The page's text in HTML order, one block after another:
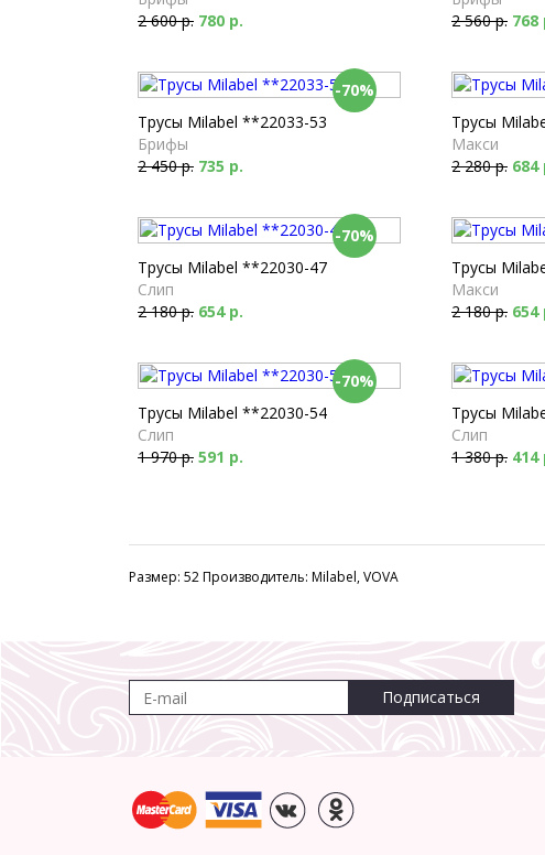
2 600 р. 780 р.
2 560 р. 768
-70%
Трусы Milabel **22033-53
Брифы
2 450 р. 735 р.
Трусы
Макси
2 280 р. 684
-70%
Трусы Milabel **22030-47
Слип
2 180 р. 654 р.
Трусы
Макси
2 180 р. 654
-70%
Трусы Milabel **22030-54
Слип
1 970 р. 591 р.
Трусы
Слип
1 380 р. 414
Размер: 52 Производитель: Milabel, VOVA
Подписаться